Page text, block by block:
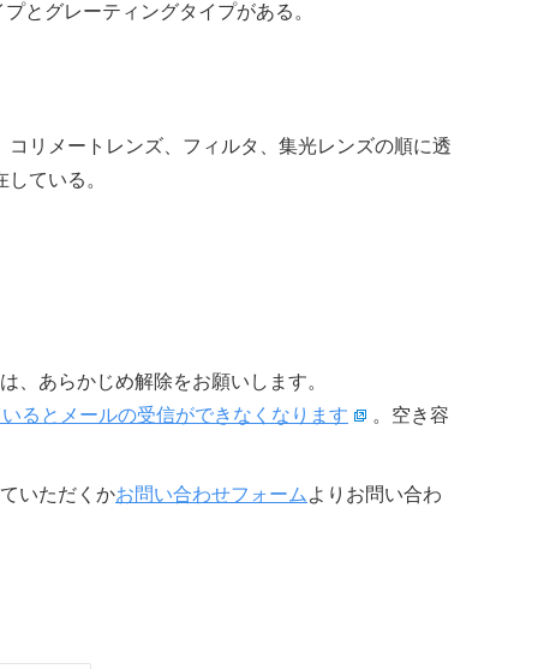
とグレーティングタイプがある。
リメートレンズ、フィルタ、集光レンズの順に透
ている。
、あらかじめ解除をお願いします。
るとメールの受信ができなくなります
。空き容
いただくかお問い合わせフォーム よりお問い合わ